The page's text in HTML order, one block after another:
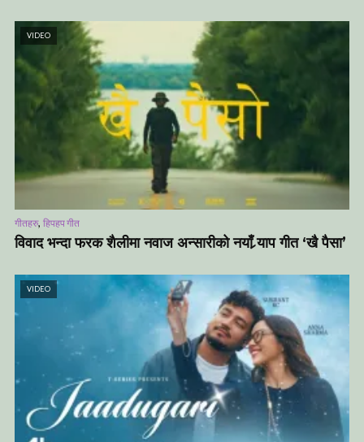
VIDEO
गीतहरु, हिपहप गीत
विवाद भन्दा फरक शैलीमा नवाज अन्सारीको नयाँ र्‍याप गीत ‘खै पैसा’
VIDEO